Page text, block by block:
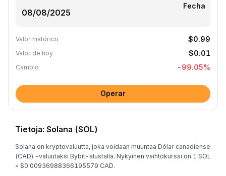
Fecha
Valor histórico $0.99
Valor de hoy $0.01
Cambio -99.05%
Operar
Tietoja: Solana (SOL)
Solana on kryptovaluutta, joka voidaan muuntaa Dólar canadiense
(CAD) -valuutaksi Bybit-alustalla. Nykyinen vaihtokurssi on 1 SOL
= $0.00936988366195579 CAD.